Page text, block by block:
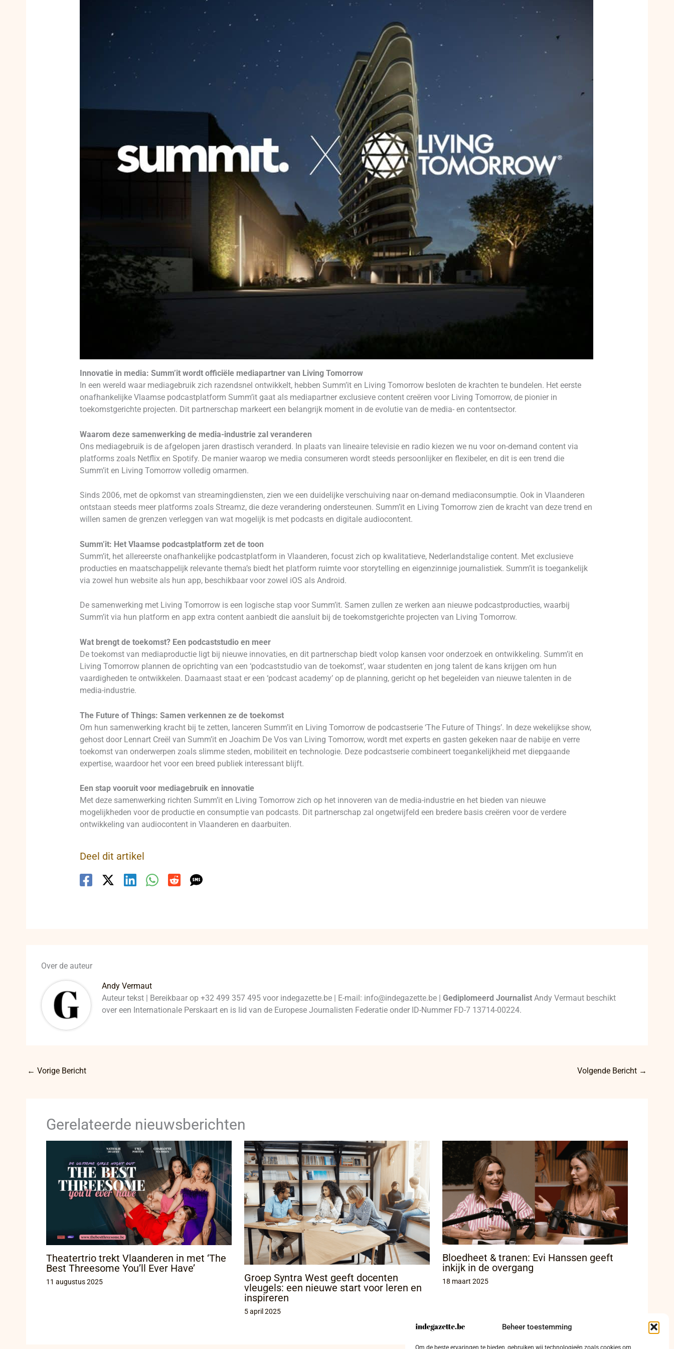
Beheer toestemming
Om de beste ervaringen te bieden, gebruiken wij technologieën zoals cookies om
Innovatie in media: Summ’it wordt officiële mediapartner van Living Tomorrow
In een wereld waar mediagebruik zich razendsnel ontwikkelt, hebben Summ’it en Living Tomorrow besloten de krachten te bundelen. Het eerste
onafhankelijke Vlaamse podcastplatform Summ’it gaat als mediapartner exclusieve content creëren voor Living Tomorrow, de pionier in
toekomstgerichte projecten. Dit partnerschap markeert een belangrijk moment in de evolutie van de media- en contentsector.
Waarom deze samenwerking de media-industrie zal veranderen
Ons mediagebruik is de afgelopen jaren drastisch veranderd. In plaats van lineaire televisie en radio kiezen we nu voor on-demand content via
platforms zoals Netflix en Spotify. De manier waarop we media consumeren wordt steeds persoonlijker en flexibeler, en dit is een trend die
Summ’it en Living Tomorrow volledig omarmen.
Sinds 2006, met de opkomst van streamingdiensten, zien we een duidelijke verschuiving naar on-demand mediaconsumptie. Ook in Vlaanderen
ontstaan steeds meer platforms zoals Streamz, die deze verandering ondersteunen. Summ’it en Living Tomorrow zien de kracht van deze trend en
willen samen de grenzen verleggen van wat mogelijk is met podcasts en digitale audiocontent.
Summ’it: Het Vlaamse podcastplatform zet de toon
Summ’it, het allereerste onafhankelijke podcastplatform in Vlaanderen, focust zich op kwalitatieve, Nederlandstalige content. Met exclusieve
producties en maatschappelijk relevante thema’s biedt het platform ruimte voor storytelling en eigenzinnige journalistiek. Summ’it is toegankelijk
via zowel hun website als hun app, beschikbaar voor zowel iOS als Android.
De samenwerking met Living Tomorrow is een logische stap voor Summ’it. Samen zullen ze werken aan nieuwe podcastproducties, waarbij
Summ’it via hun platform en app extra content aanbiedt die aansluit bij de toekomstgerichte projecten van Living Tomorrow.
Wat brengt de toekomst? Een podcaststudio en meer
De toekomst van mediaproductie ligt bij nieuwe innovaties, en dit partnerschap biedt volop kansen voor onderzoek en ontwikkeling. Summ’it en
Living Tomorrow plannen de oprichting van een ‘podcaststudio van de toekomst’, waar studenten en jong talent de kans krijgen om hun
vaardigheden te ontwikkelen. Daarnaast staat er een ‘podcast academy’ op de planning, gericht op het begeleiden van nieuwe talenten in de
media-industrie.
The Future of Things: Samen verkennen ze de toekomst
Om hun samenwerking kracht bij te zetten, lanceren Summ’it en Living Tomorrow de podcastserie ‘The Future of Things’. In deze wekelijkse show,
gehost door Lennart Creël van Summ’it en Joachim De Vos van Living Tomorrow, wordt met experts en gasten gekeken naar de nabije en verre
toekomst van onderwerpen zoals slimme steden, mobiliteit en technologie. Deze podcastserie combineert toegankelijkheid met diepgaande
expertise, waardoor het voor een breed publiek interessant blijft.
Een stap vooruit voor mediagebruik en innovatie
Met deze samenwerking richten Summ’it en Living Tomorrow zich op het innoveren van de media-industrie en het bieden van nieuwe
mogelijkheden voor de productie en consumptie van podcasts. Dit partnerschap zal ongetwijfeld een bredere basis creëren voor de verdere
ontwikkeling van audiocontent in Vlaanderen en daarbuiten.
Deel dit artikel
Over de auteur
Andy Vermaut
Auteur tekst | Bereikbaar op +32 499 357 495 voor indegazette.be | E-mail: info@indegazette.be |Gediplomeerd Journalist Andy Vermaut beschikt
over een Internationale Perskaart en is lid van de Europese Journalisten Federatie onder ID-Nummer FD-7 13714-00224.
← Vorige Bericht Volgende Bericht →
Gerelateerde nieuwsberichten
Theatertrio trekt Vlaanderen in met ‘The
Best Threesome You’ll Ever Have’
11 augustus 2025
Groep Syntra West geeft docenten
vleugels: een nieuwe start voor leren en
inspireren
5 april 2025
Bloedheet & tranen: Evi Hanssen geeft
inkijk in de overgang
18 maart 2025